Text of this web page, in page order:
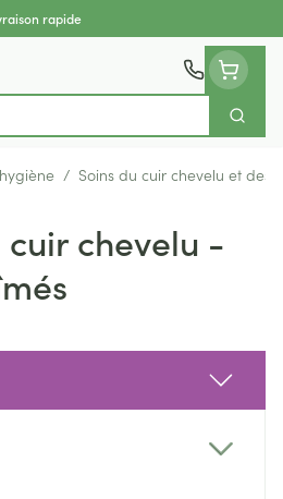
rapide
/ Soins du cuir chevelu et des
chevelu -